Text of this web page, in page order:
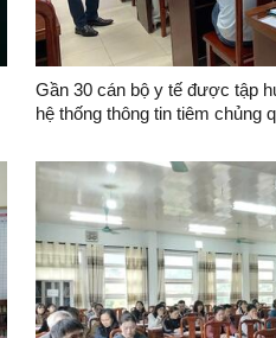
Gần 30 cán bộ y tế được tập
hệ thống thông tin tiêm chủng